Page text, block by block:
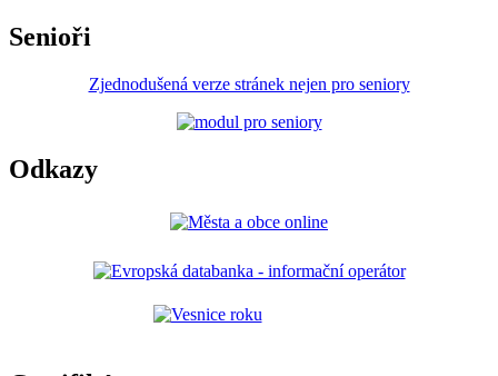
Senioři
Zjednodušená verze stránek nejen pro seniory
Odkazy